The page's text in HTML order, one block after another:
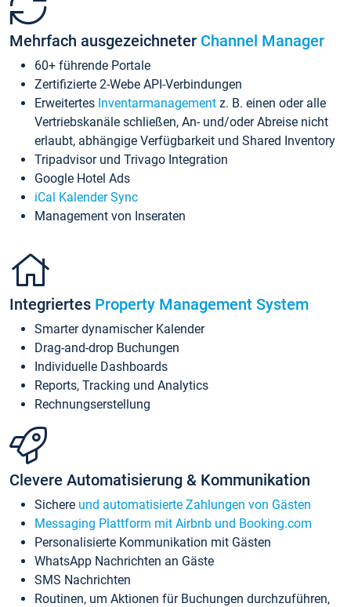
Mehrfach ausgezeichneter Channel Manager
60+ führende Portale
Zertifizierte 2-Webe API-Verbindungen
Erweitertes Inventarmanagement z. B. einen oder alle
Vertriebskanäle schließen, An- und/oder Abreise nicht
erlaubt, abhängige Verfügbarkeit und Shared Inventory
Tripadvisor und Trivago Integration
Google Hotel Ads
iCal Kalender Sync
Management von Inseraten
Integriertes Property Management System
Smarter dynamischer Kalender
Drag-and-drop Buchungen
Individuelle Dashboards
Reports, Tracking und Analytics
Rechnungserstellung
Clevere Automatisierung & Kommunikation
Sichere und automatisierte Zahlungen von Gästen
Messaging Plattform mit Airbnb und Booking.com
Personalisierte Kommunikation mit Gästen
WhatsApp Nachrichten an Gäste
SMS Nachrichten
Routinen, um Aktionen für Buchungen durchzuführen,